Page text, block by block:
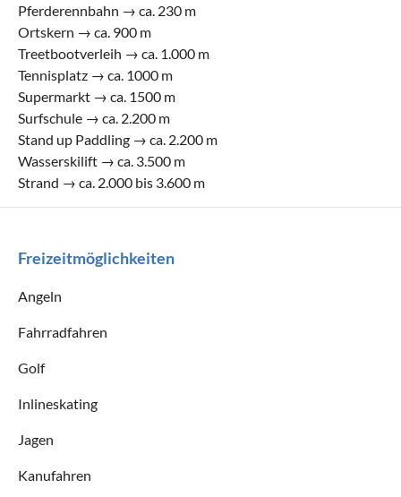
Pferderennbahn → ca. 230 m
Ortskern → ca. 900 m
Treetbootverleih → ca. 1.000 m
Tennisplatz → ca. 1000 m
Supermarkt → ca. 1500 m
Surfschule → ca. 2.200 m
Stand up Paddling → ca. 2.200 m
Wasserskilift → ca. 3.500 m
Strand → ca. 2.000 bis 3.600 m
Freizeitmöglichkeiten
Angeln
Fahrradfahren
Golf
Inlineskating
Jagen
Kanufahren